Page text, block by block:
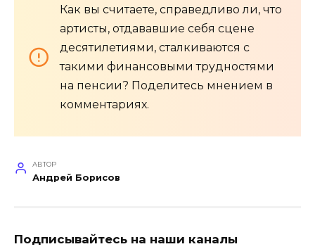
Как вы считаете, справедливо ли, что
артисты, отдававшие себя сцене
десятилетиями, сталкиваются с
такими финансовыми трудностями
на пенсии? Поделитесь мнением в
комментариях.
АВТОР
Андрей Борисов
Подписывайтесь на наши каналы